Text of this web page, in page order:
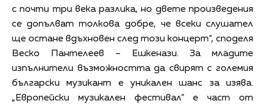
с почти три века разлика, но двете произведения
се допълват толкова добре, че всеки слушател
ще остане вдъхновен след този концерт“, споделя
Веско Пантелеев – Ешкенази. За младите
изпълнители възможността да свирят с големия
български музикант е уникален шанс за изява.
„Европейски музикален фестивал“ е част от